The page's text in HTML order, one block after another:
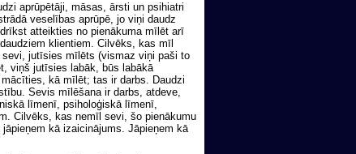
aprūpētāji, māsas, ārsti un psihiatri
veselības aprūpē, jo viņi daudz
atteikties no pienākuma mīlēt arī
klientiem. Cilvēks, kas mīl
jutīsies mīlēts (vismaz viņi paši to
viņš jutīsies labāk, būs labākā
kā mīlēt; tas ir darbs. Daudzi
Sevis mīlēšana ir darbs, atdeve,
līmenī, psiholoģiskā līmenī,
Cilvēks, kas nemīl sevi, šo pienākumu
kā izaicinājums. Jāpieņem kā